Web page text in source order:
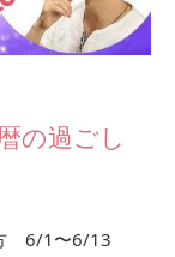
の過ごし
方 6/1〜6/13